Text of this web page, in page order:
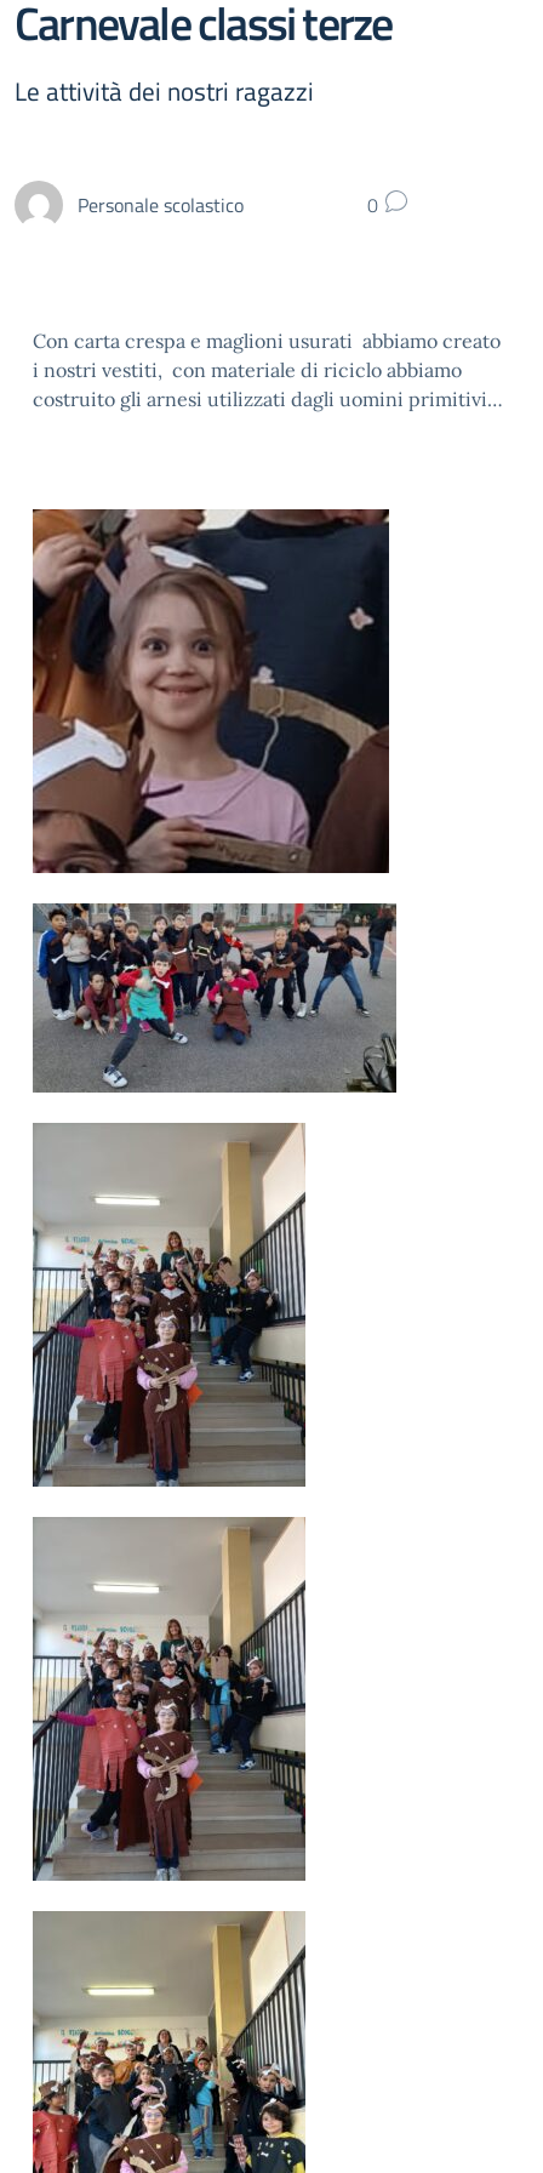
Carnevale classi terze
Le attività dei nostri ragazzi
Personale scolastico 0
Con carta crespa e maglioni usurati abbiamo creato
i nostri vestiti, con materiale di riciclo abbiamo
costruito gli arnesi utilizzati dagli uomini primitivi…